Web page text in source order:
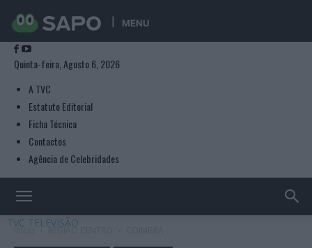
MENU
Quinta-feira, Agosto 6, 2026
A TVC
Estatuto Editorial
Ficha Técnica
Contactos
Agência de Celebridades
TVC TELEVISÃO
Início REGIÃO CENTRO